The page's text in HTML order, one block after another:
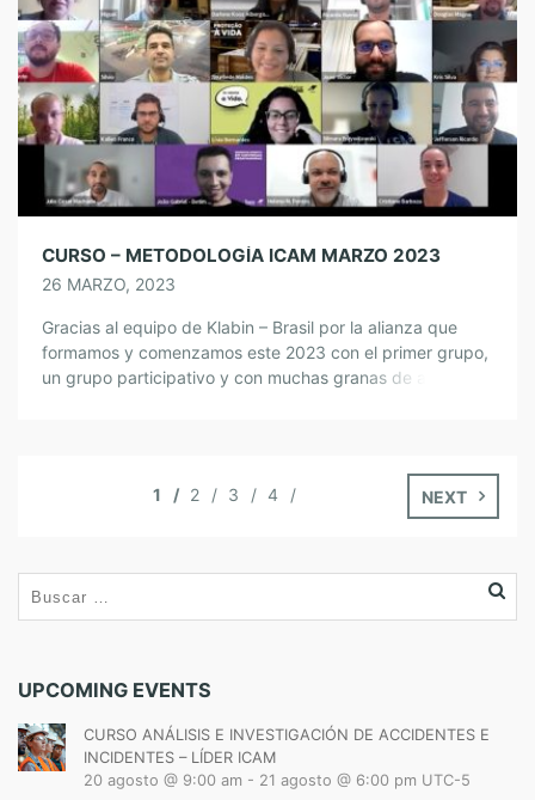
CURSO – METODOLOGÍA ICAM MARZO 2023
26 MARZO, 2023
Gracias al equipo de Klabin – Brasil por la alianza que
formamos y comenzamos este 2023 con el primer grupo,
un grupo participativo y con muchas granas de aprender
1 2 3 4 NEXT
UPCOMING EVENTS
CURSO ANÁLISIS E INVESTIGACIÓN DE ACCIDENTES E
INCIDENTES – LÍDER ICAM
20 agosto @ 9:00 am - 21 agosto @ 6:00 pm UTC-5